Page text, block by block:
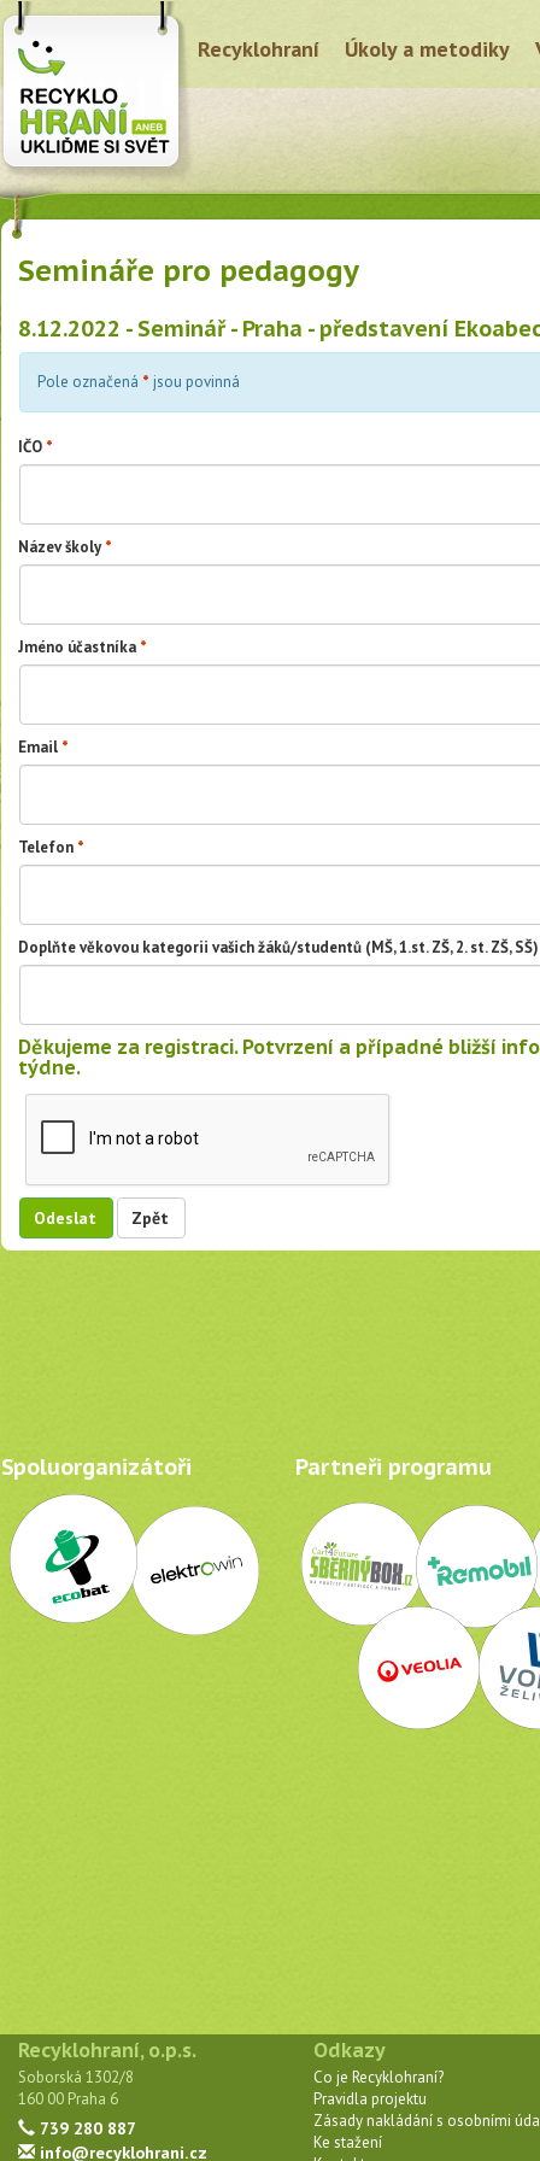
Recyklohraní Úkoly a metodiky
Semináře pro pedagogy
8.12.2022 - Seminář - Praha - představení
Pole označená * jsou povinná
IČO *
Název školy *
Jméno účastníka *
Email *
Telefon *
Doplňte věkovou kategorii vašich žáků/studentů (MŠ, 1.st. ZŠ, 2. st. ZŠ, SŠ)
Děkujeme za registraci. Potvrzení a případné bližší
týdne.
Odeslat Zpět
Spoluorganizátoři Partneři programu
Recyklohraní, o.p.s.
Soborská 1302/8
160 00 Praha 6
739 280 887
info@recyklohrani.cz
Odkazy
Co je Recyklohraní?
Pravidla projektu
Zásady nakládání s osobními
Ke stažení